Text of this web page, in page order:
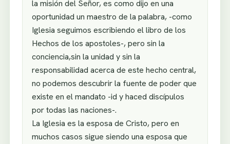
la misión del Señor, es como dijo en una
oportunidad un maestro de la palabra, -como
Iglesia seguimos escribiendo el libro de los
Hechos de los apostoles-, pero sin la
conciencia,sin la unidad y sin la
responsabilidad acerca de este hecho central,
no podemos descubrir la fuente de poder que
existe en el mandato -id y haced discípulos
por todas las naciones-.
La Iglesia es la esposa de Cristo, pero en
muchos casos sigue siendo una esposa que